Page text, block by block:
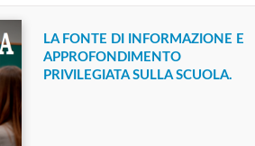
LA FONTE DI INFORMAZIONE E
APPROFONDIMENTO
PRIVILEGIATA SULLA SCUOLA.